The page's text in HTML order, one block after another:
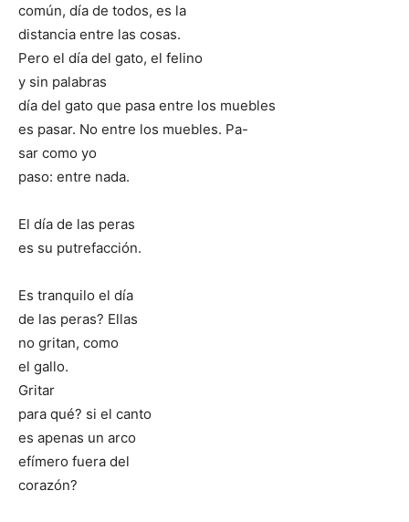
común, día de todos, es la
distancia entre las cosas.
Pero el día del gato, el felino
y sin palabras
día del gato que pasa entre los muebles
es pasar. No entre los muebles. Pa-
sar como yo
paso: entre nada.
El día de las peras
es su putrefacción.
Es tranquilo el día
de las peras? Ellas
no gritan, como
el gallo.
Gritar
para qué? si el canto
es apenas un arco
efímero fuera del
corazón?